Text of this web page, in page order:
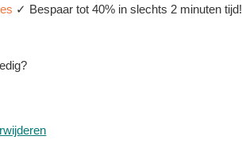
✓ Bespaar tot 40% in slechts 2 minuten tijd!